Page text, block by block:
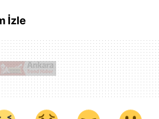
İzle